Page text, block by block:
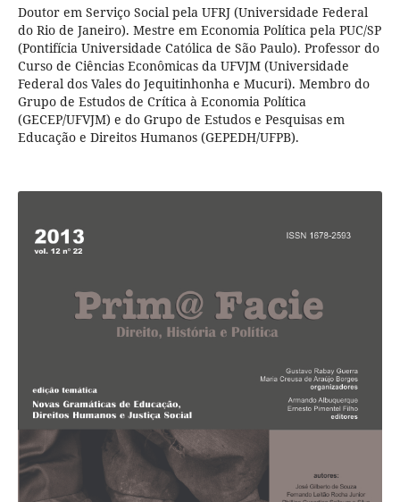
Doutor em Serviço Social pela UFRJ (Universidade Federal
do Rio de Janeiro). Mestre em Economia Política pela PUC/SP
(Pontifícia Universidade Católica de São Paulo). Professor do
Curso de Ciências Econômicas da UFVJM (Universidade
Federal dos Vales do Jequitinhonha e Mucuri). Membro do
Grupo de Estudos de Crítica à Economia Política
(GECEP/UFVJM) e do Grupo de Estudos e Pesquisas em
Educação e Direitos Humanos (GEPEDH/UFPB).